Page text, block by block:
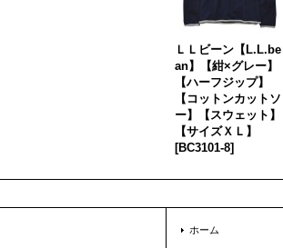
ＬＬビーン【L.L.be
an】【紺×グレー】
【ハーフジップ】
【コットンカットソ
ー】【スウェット】
【サイズＸＬ】
[BC3101-8]
ホーム